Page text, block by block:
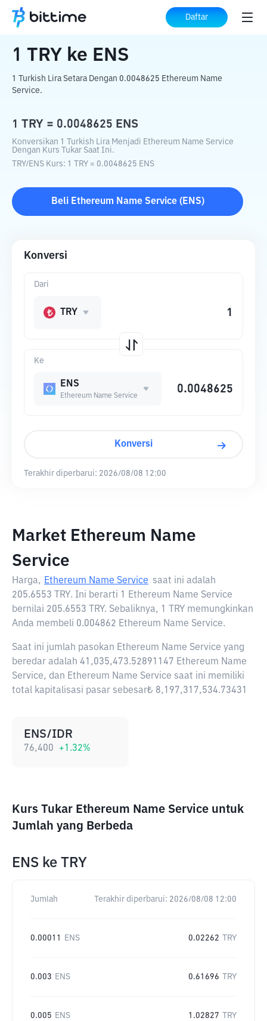
Daftar
Beranda Konverter Kripto ke ENS
1 TRY ke ENS
1 Turkish Lira Setara Dengan 0.0048625 Ethereum Name
Service.
1 TRY = 0.0048625 ENS
Konversikan 1 Turkish Lira Menjadi Ethereum Name Service
Dengan Kurs Tukar Saat Ini.
TRY/ENS Kurs: 1 TRY = 0.0048625 ENS
Beli Ethereum Name Service( ENS)
Konversi
Ke
ENS
Ethereum Name Service
Dari
TRY
Konversi
Terakhir diperbarui: 2026/08/08 12:00
Market Ethereum Name
Service
Harga, Ethereum Name Service saat ini adalah
205.6553 TRY. Ini berarti 1 Ethereum Name Service
bernilai 205.6553 TRY. Sebaliknya, 1 TRY memungkinkan
Anda membeli 0.004862 Ethereum Name Service.
Saat ini jumlah pasokan Ethereum Name Service yang
beredar adalah 41,035,473.52891147 Ethereum Name
Service, dan Ethereum Name Service saat ini memiliki
total kapitalisasi pasar sebesar₺ 8,197,317,534.73431
ENS/IDR
76,400 +1.32%
Kurs Tukar Ethereum Name Service untuk
Jumlah yang Berbeda
ENS ke TRY
Jumlah Terakhir diperbarui: 2026/08/08 12:00
0.00011 ENS 0.02262 TRY
0.003 ENS 0.61696 TRY
0.005 ENS 1.02827 TRY